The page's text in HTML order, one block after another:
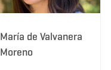
María de Valvanera
Moreno